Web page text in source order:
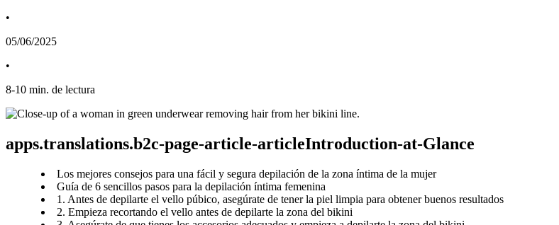
•
05/06/2025
•
8-10 min. de lectura
apps.translations.b2c-page-article-articleIntroduction-at-Glance
Los mejores consejos para una fácil y segura depilación de la zona íntima de la mujer
Guía de 6 sencillos pasos para la depilación íntima femenina
1. Antes de depilarte el vello púbico, asegúrate de tener la piel limpia para obtener buenos resultados
2. Empieza recortando el vello antes de depilarte la zona del bikini